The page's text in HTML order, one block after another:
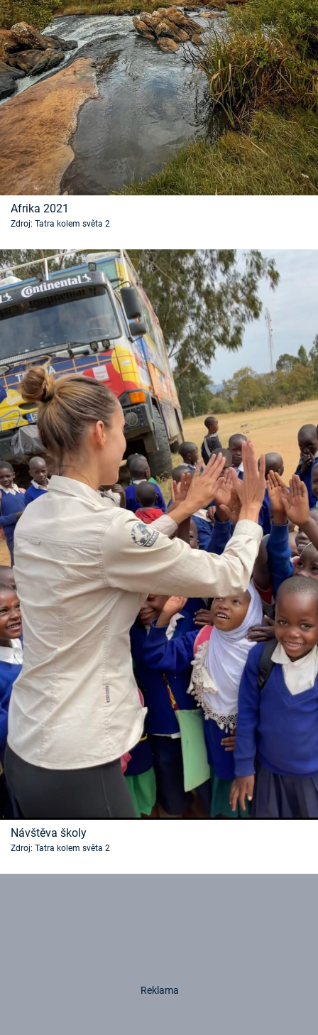
Časopis
Sledujte prima+
Přihlášení
Sledujte nás
Afrika 2021
Zdroj: Tatra kolem světa 2
Návštěva školy
Zdroj: Tatra kolem světa 2